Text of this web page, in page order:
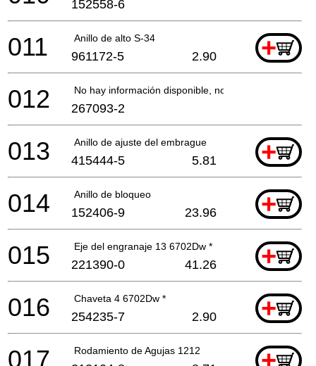
152558-6
Anillo de alto S-34 +
011 961172-5 2.90
No hay información disponible, no se puede pedir
012 267093-2
Anillo de ajuste del embrague +
013 415444-5 5.81
Anillo de bloqueo +
014 152406-9 23.96
Eje del engranaje 13 6702Dw * +
015 221390-0 41.26
Chaveta 4 6702Dw * +
016 254235-7 2.90
Rodamiento de Agujas 1212
017